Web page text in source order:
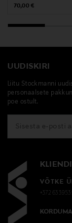
Märksõnad
Original Price
70,00 €
UUDISKIRI
Liitu Stockmanni
personaalsete
poe ostult.
VÕTKE
+372